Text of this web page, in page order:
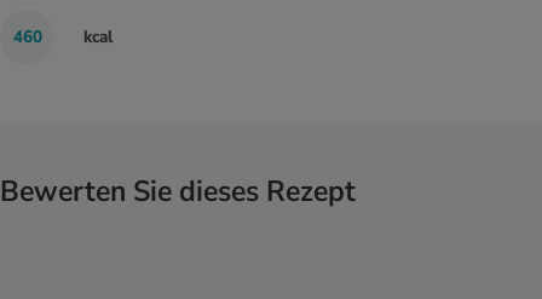
460 kcal
Bewerten Sie dieses Rezept